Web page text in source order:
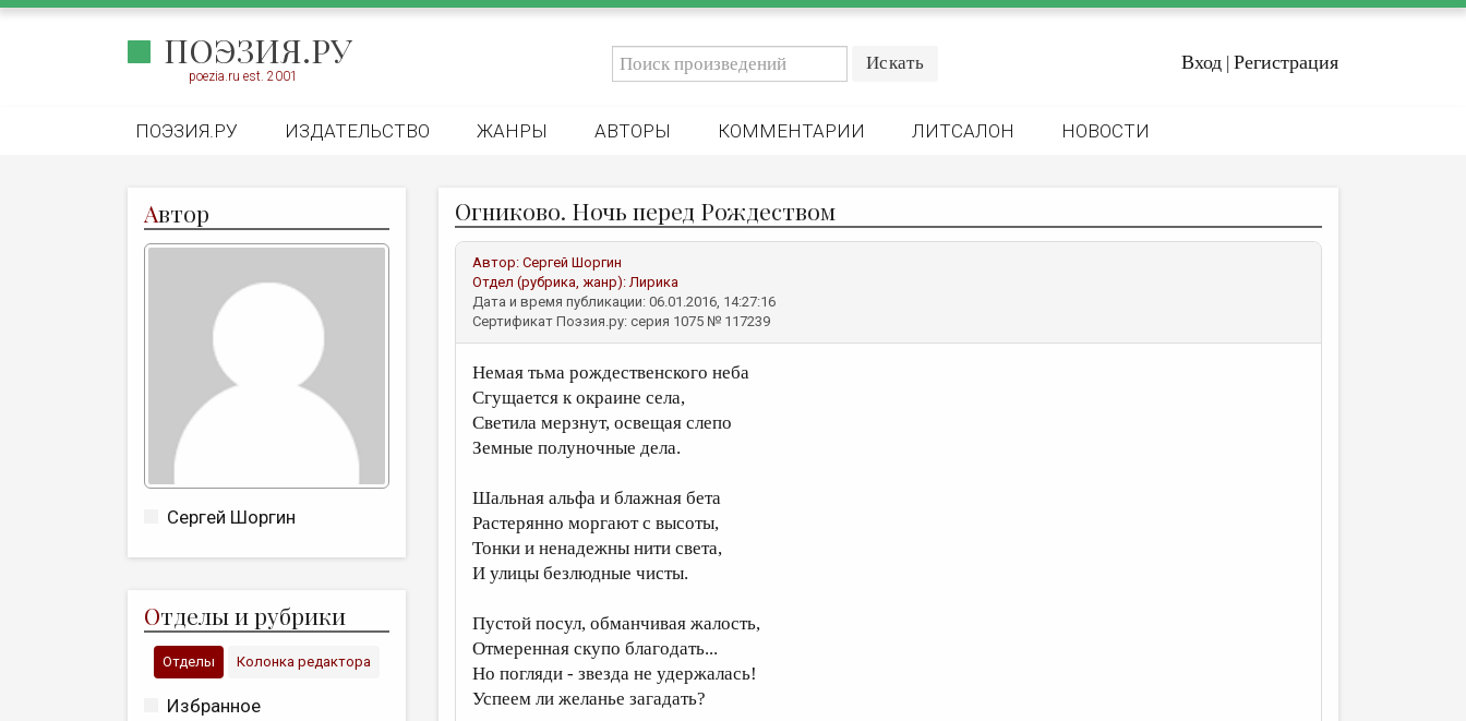
ПОЭЗИЯ.РУ
poezia.ru est. 2001
Вход | Регистрация
ПОЭЗИЯ.РУ ИЗДАТЕЛЬСТВО ЖАНРЫ АВТОРЫ КОММЕНТАРИИ ЛИТСАЛОН НОВОСТИ
Автор
Сергей Шоргин
Отделы и рубрики
Отделы Колонка редактора
Избранное
Огниково. Ночь перед Рождеством
Автор: Сергей Шоргин
Отдел (рубрика, жанр):Лирика
Дата и время публикации: 06.01.2016, 14:27:16
Сертификат Поэзия.ру: серия 1075 № 117239
Немая тьма рождественского неба
Сгущается к окраине села,
Светила мерзнут, освещая слепо
Земные полуночные дела.
Шальная альфа и блажная бета
Растерянно моргают с высоты,
Тонки и ненадежны нити света,
И улицы безлюдные чисты.
Пустой посул, обманчивая жалость,
Отмеренная скупо благодать...
Но погляди - звезда не удержалась!
Успеем ли желанье загадать?